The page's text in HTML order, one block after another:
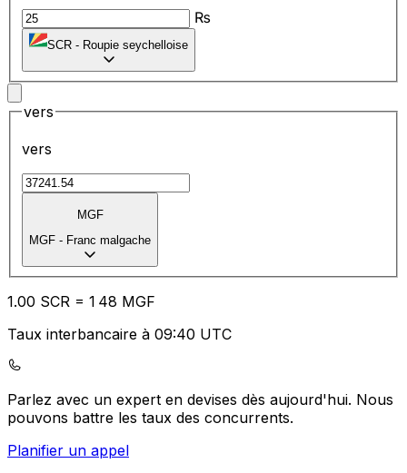
₨
SCR - Roupie seychelloise
vers
vers
MGF
MGF - Franc malgache
1.00 SCR = 1 48 MGF
Taux interbancaire à 09:40 UTC
Parlez avec un expert en devises dès aujourd'hui. Nous
pouvons battre les taux des concurrents.
Planifier un appel